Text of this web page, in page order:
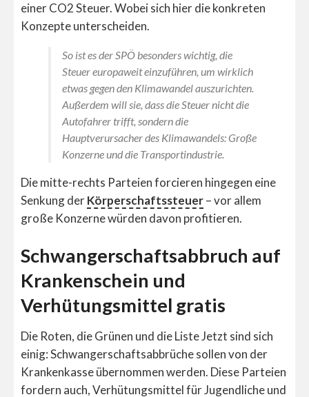
einer CO2 Steuer. Wobei sich hier die konkreten
Konzepte unterscheiden.
So ist es der SPÖ besonders wichtig, die
Steuer europaweit einzuführen, um wirklich
etwas gegen den Klimawandel auszurichten.
Außerdem will sie, dass die Steuer nicht die
Autofahrer trifft, sondern die
Hauptverursacher des Klimawandels: Große
Konzerne und die Transportindustrie.
Die mitte-rechts Parteien forcieren hingegen eine
Senkung derKörperschaftssteuer– vor allem
große Konzerne würden davon profitieren.
Schwangerschaftsabbruch auf
Krankenschein und
Verhütungsmittel gratis
Die Roten, die Grünen und die Liste Jetzt sind sich
einig: Schwangerschaftsabbrüche sollen von der
Krankenkasse übernommen werden. Diese Parteien
fordern auch, Verhütungsmittel für Jugendliche und